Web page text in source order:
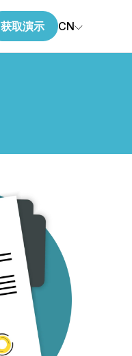
获取演示 CN